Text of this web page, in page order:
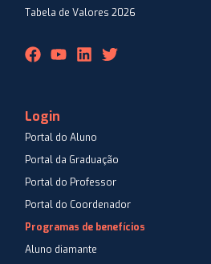
Tabela de Valores 2026
Login
Portal do Aluno
Portal da Graduação
Portal do Professor
Portal do Coordenador
Programas de benefícios
Aluno diamante